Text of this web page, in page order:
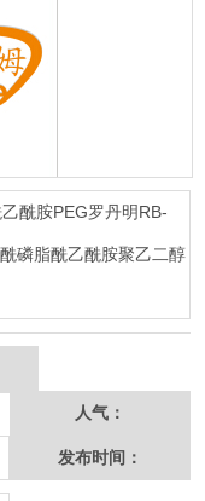
酰胺PEG罗丹明RB-
磷脂酰乙酰胺聚乙二醇
人气：
发布时间：